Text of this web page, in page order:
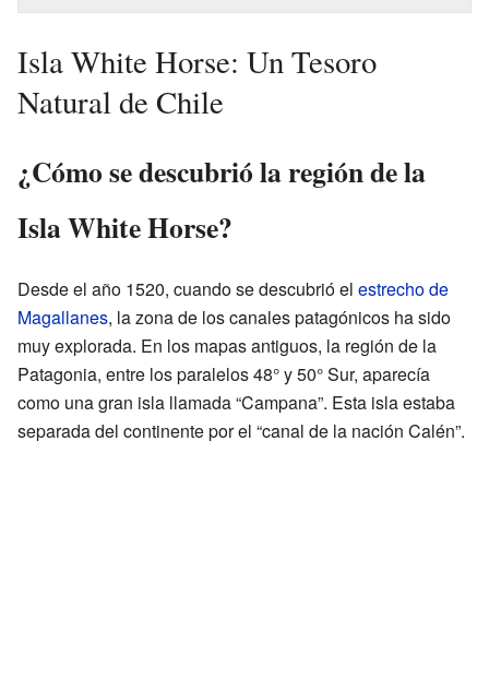
Isla White Horse: Un Tesoro
Natural de Chile
¿Cómo se descubrió la región de la
Isla White Horse?
Desde el año 1520, cuando se descubrió el estrecho de
Magallanes, la zona de los canales patagónicos ha sido
muy explorada. En los mapas antiguos, la región de la
Patagonia, entre los paralelos 48° y 50° Sur, aparecía
como una gran isla llamada “Campana”. Esta isla estaba
separada del continente por el “canal de la nación Calén”.